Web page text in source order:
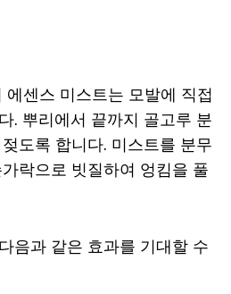
센스 미스트는 모발에 직접
. 뿌리에서 끝까지 골고루 분
도록 합니다. 미스트를 분무
락으로 빗질하여 엉킴을 풀
음과 같은 효과를 기대할 수